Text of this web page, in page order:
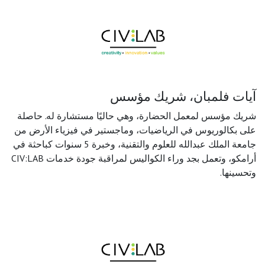
آيات فلمبان، شريك مؤسس
شريك مؤسس لمعمل الحضارة، وهي حاليًا مستشارة له. حاصلة
على بكالوريوس في الرياضيات، وماجستير في فيزياء الأرض من
جامعة الملك عبدالله للعلوم والتقنية، وخبرة 5 سنوات كباحثة في
أرامكو، وتعمل بجد وراء الكواليس لمراقبة جودة خدمات CIV:LAB
وتحسينها.